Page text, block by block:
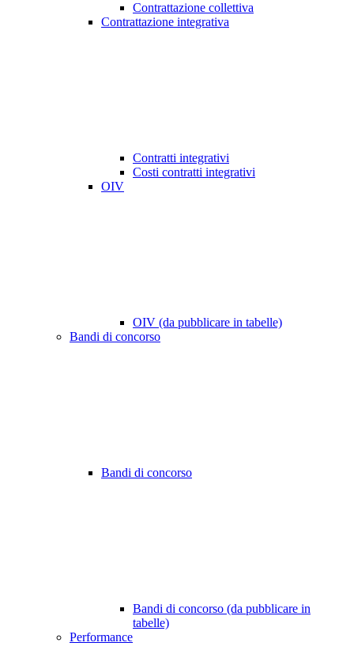
Contrattazione collettiva
Contrattazione integrativa
Contratti integrativi
Costi contratti integrativi
OIV
OIV (da pubblicare in tabelle)
Bandi di concorso
Bandi di concorso
Bandi di concorso (da pubblicare in
tabelle)
Performance